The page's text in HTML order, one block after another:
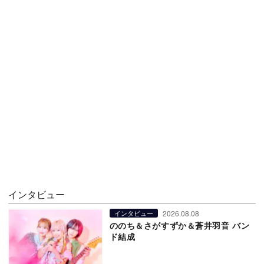
インタビュー
インタビュー 2026.08.08
ののち＆さがすずか＆蒼井羽音 バン
ド結成